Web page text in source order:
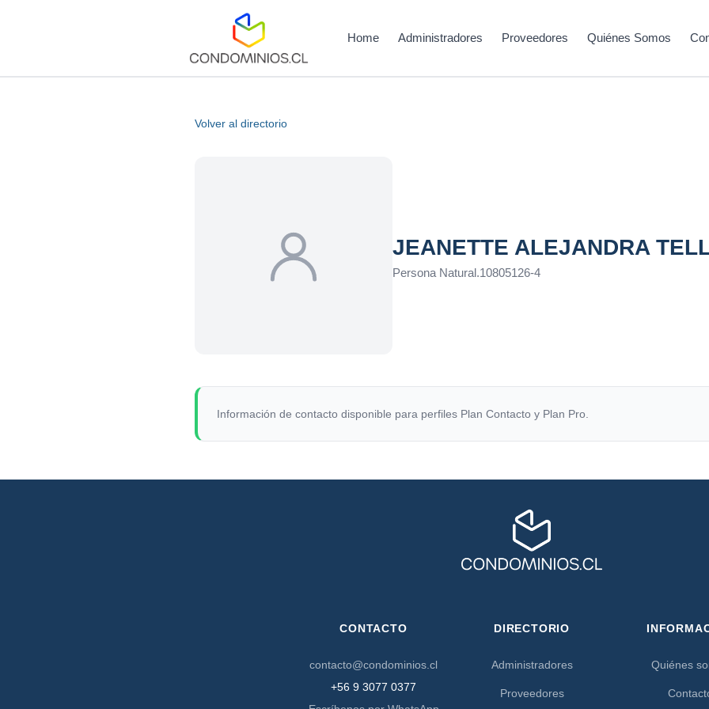
Home Administradores Proveedores Quiénes Somos
Volver al directorio
JEANETTE ALEJANDRA
Persona Natural.10805126-4
Información de contacto disponible para perfiles Plan Contacto y Plan Pro.
CONTACTO
contacto@condominios.cl
+56 9 3077 0377
DIRECTORIO
Administradores
Proveedores
Quiénes